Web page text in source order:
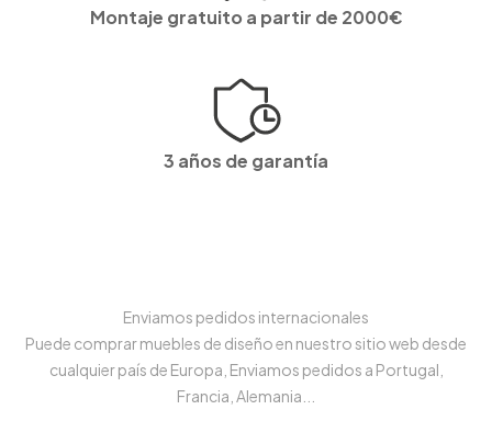
Montaje gratuito a partir de 2000€
3 años de garantía
Enviamos pedidos internacionales
Puede comprar muebles de diseño en nuestro sitio web desde
cualquier país de Europa, Enviamos pedidos a Portugal,
Francia, Alemania...